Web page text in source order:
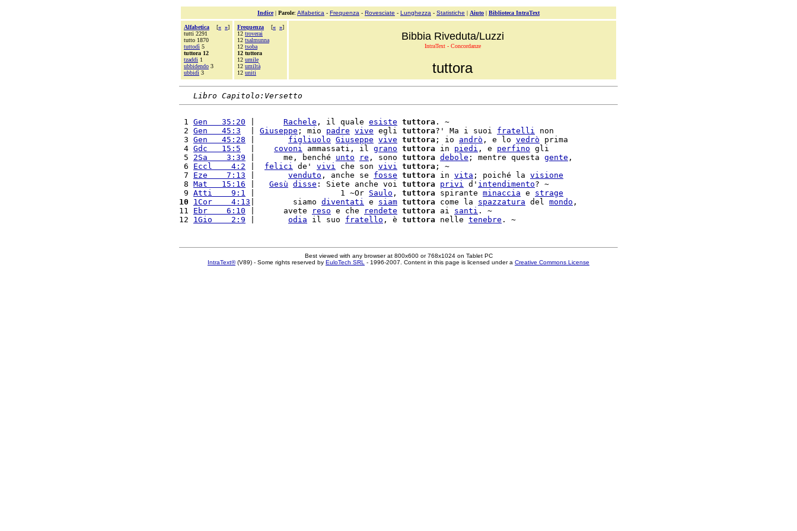
Indice| Parole: Alfabetica - Frequenza - Rovesciate - Lunghezza - Statistiche | Aiuto | Biblioteca IntraText
Alfabetica [« »]
tutti 2291
tutto 1870
tuttodì 5
tuttora 12
tzaddi 1
ubbidendo 3
ubbidì 3
Frequenza [« »]
12 troverai
12 tsalmunna
12 tsoba
12 tuttora
12 umile
12 umiltà
12 uniti
Bibbia Riveduta/Luzzi
IntraText - Concordanze
tuttora
Libro Capitolo:Versetto
1 Gen   35:20 Rachele , il quale esiste tuttora . ~
2 Gen   45:3 Giuseppe ; mio padre vive egli tuttora?' Ma i suoi fratelli non
3 Gen   45:28 figliuolo Giuseppe vive tuttora ; io andrò , e lo vedrò prima
4 Gdc   15:5 covoni ammassati, il grano tuttora in piedi , e perfino gli
5 2Sa    3:39 |      me, benché unto re , sono tuttora debole ; mentre questa gente ,
6 Eccl    4:2 felici de' vivi che son vivi tuttora ; ~
7 Eze    7:13 venduto , anche se fosse tuttora in vita ; poiché la visione
8 Mat   15:16 Gesù disse : Siete anche voi tuttora privi d' intendimento? ~
9 Atti    9:1 |                  1 ~Or Saulo , tuttora spirante minaccia e strage
10
1Cor    4:13 |        siamo diventati e siam tuttora come la spazzatura del mondo ,
11 Ebr    6:10 |      avete reso e che rendete tuttora ai santi . ~
12 1Gio    2:9 odia il suo fratello , è tuttora nelle tenebre
Best viewed with any browser at 800x600 or 768x1024 on Tablet PC
IntraText®(V89) - Some rights reserved by EuloTech SRL - 1996-2007. Content in this page is licensed under a Creative Commons License